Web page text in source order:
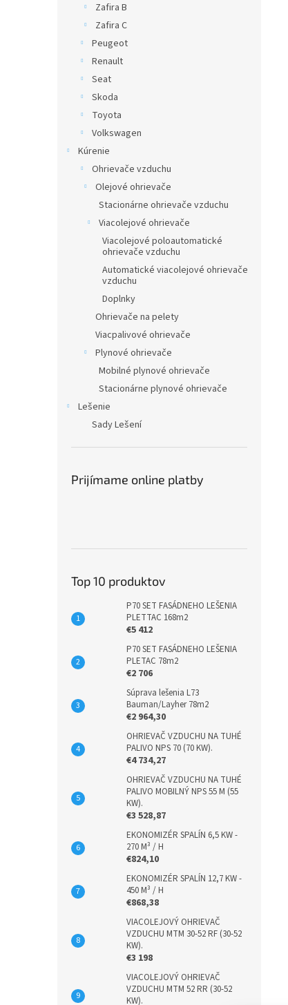
Zafira B
Zafira C
Peugeot
Renault
Seat
Skoda
Toyota
Volkswagen
Kúrenie
Ohrievače vzduchu
Olejové ohrievače
Stacionárne ohrievače vzduchu
Viacolejové ohrievače
Viacolejové poloautomatické
ohrievače vzduchu
Automatické viacolejové ohrievače
vzduchu
Doplnky
Ohrievače na pelety
Viacpalivové ohrievače
Plynové ohrievače
Mobilné plynové ohrievače
Stacionárne plynové ohrievače
Lešenie
Sady Lešení
Prijímame online platby
Top 10 produktov
P70 SET FASÁDNEHO LEŠENIA
PLETTAC 168m2
€5 412
P70 SET FASÁDNEHO LEŠENIA
PLETAC 78m2
€2 706
Súprava lešenia L73
Bauman/Layher 78m2
€2 964,30
OHRIEVAČ VZDUCHU NA TUHÉ
PALIVO NPS 70 (70 KW).
€4 734,27
OHRIEVAČ VZDUCHU NA TUHÉ
PALIVO MOBILNÝ NPS 55 M (55
KW).
€3 528,87
EKONOMIZÉR SPALÍN 6,5 KW -
270 M³ / H
€824,10
EKONOMIZÉR SPALÍN 12,7 KW -
450 M³ / H
€868,38
VIACOLEJOVÝ OHRIEVAČ
VZDUCHU MTM 30-52 RF (30-52
KW).
€3 198
VIACOLEJOVÝ OHRIEVAČ
VZDUCHU MTM 52 RR (30-52
KW).